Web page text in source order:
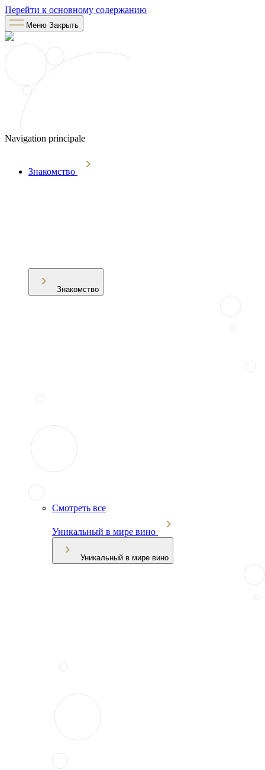
Перейти к основному содержанию
Меню Закрыть
Navigation principale
Знакомство
Знакомство
Смотреть все
Уникальный в мире вино
Уникальный в мире вино